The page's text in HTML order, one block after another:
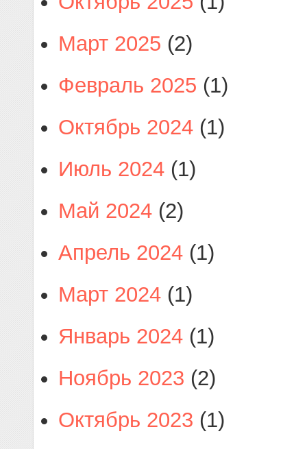
Март 2025 (2)
Февраль 2025 (1)
Октябрь 2024 (1)
Июль 2024 (1)
Май 2024 (2)
Апрель 2024 (1)
Март 2024 (1)
Январь 2024 (1)
Ноябрь 2023 (2)
Октябрь 2023 (1)